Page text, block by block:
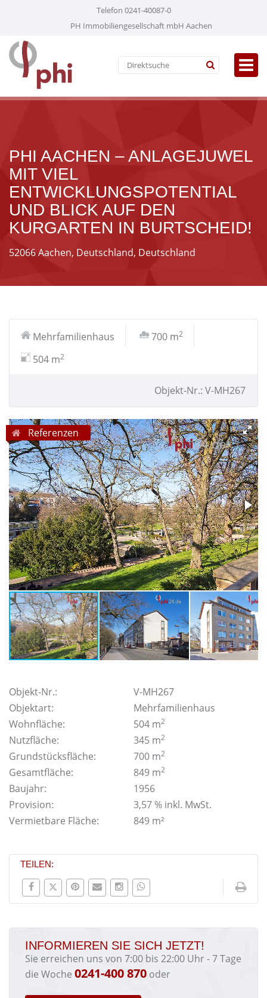
Telefon 0241-40087-0
PH Immobiliengesellschaft mbH Aachen
PHI AACHEN – ANLAGEJUWEL
MIT VIEL
ENTWICKLUNGSPOTENTIAL
UND BLICK AUF DEN
KURGARTEN IN BURTSCHEID!
52066 Aachen, Deutschland, Deutschland
Mehrfamilienhaus 700 m2
504 m2
Objekt-Nr.: V-MH267
Referenzen
Objekt-Nr.:
V-MH267
Objektart:
Mehrfamilienhaus
Wohnfläche:
504 m2
Nutzfläche: 345 m2
Grundstücksfläche: 700 m2
Gesamtfläche: 849 m2
Baujahr:
1956
Provision:
3,57 % inkl. MwSt.
Vermietbare Fläche:
849 m²
TEILEN:
INFORMIEREN SIE SICH JETZT!
Sie erreichen uns von 7:00 bis 22:00 Uhr - 7 Tage
die Woche 0241-400 870 oder